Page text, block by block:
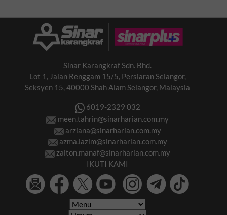
Sinar Karangkraf Sdn. Bhd.
Lot 1, Jalan Renggam 15/5, Persiaran Selangor,
Seksyen 15, 40000 Shah Alam Selangor, Malaysia
6019-2329 032
meen.tahrin@sinarharian.com.my
arziana@sinarharian.com.my
azma.lazim@sinarharian.com.my
zaiton.manaf@sinarharian.com.my
IKUTI KAMI